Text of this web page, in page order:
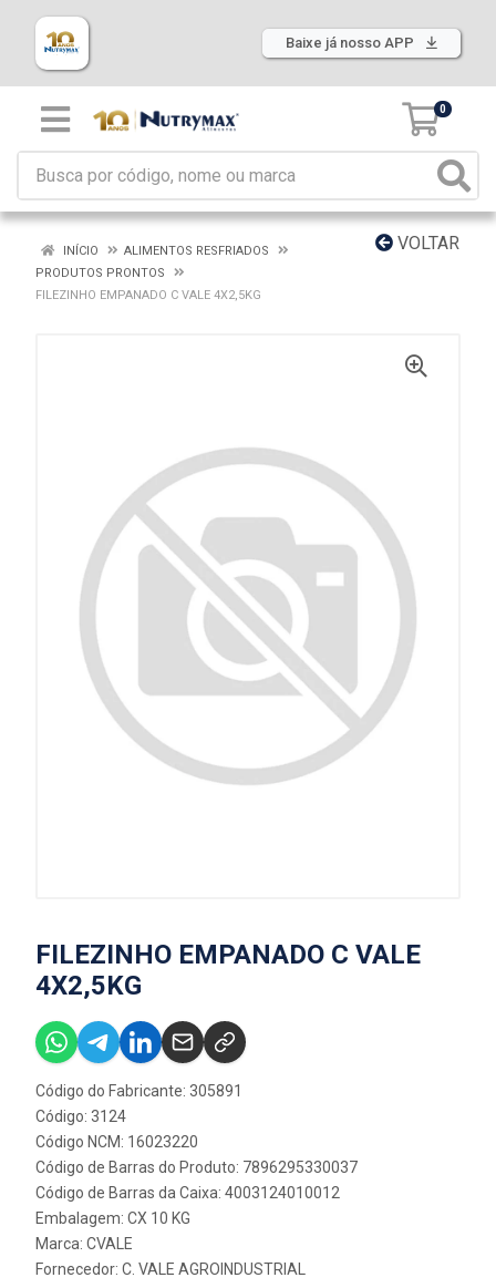
Baixe já nosso APP
0
VOLTAR
INÍCIO
ALIMENTOS RESFRIADOS
PRODUTOS PRONTOS
FILEZINHO EMPANADO C VALE 4X2,5KG
FILEZINHO EMPANADO C VALE
4X2,5KG
Código do Fabricante: 305891
Código: 3124
Código NCM: 16023220
Código de Barras do Produto: 7896295330037
Código de Barras da Caixa: 4003124010012
Embalagem: CX 10 KG
Marca: CVALE
Fornecedor: C. VALE AGROINDUSTRIAL